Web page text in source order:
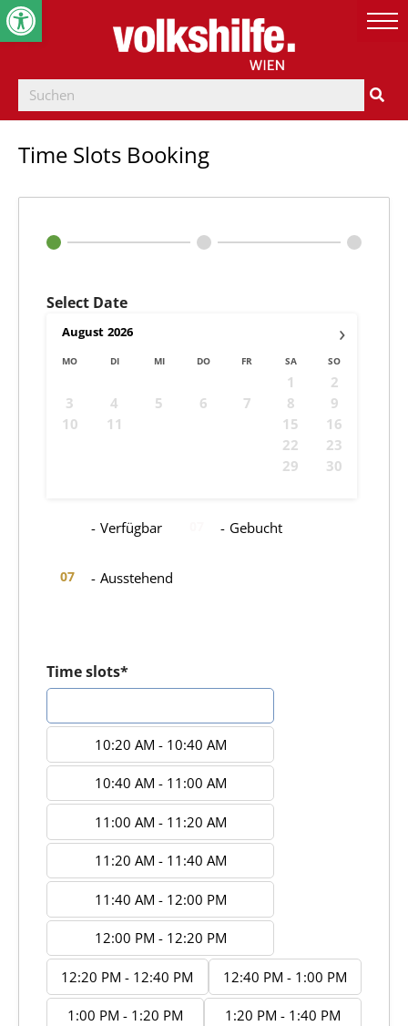
Time Slots Booking
Select Date
›
August 2026
MO DI MI DO FR SA SO
1
2
3
4 5 6 7 8
9
10
11 15
16
22
23
29
30
- Verfügbar - Gebucht
07 - Ausstehend
Time slots*
10:20 AM - 10:40 AM
10:40 AM - 11:00 AM
11:00 AM - 11:20 AM
11:20 AM - 11:40 AM
11:40 AM - 12:00 PM
12:00 PM - 12:20 PM
12:20 PM - 12:40 PM 12:40 PM - 1:00 PM
1:00 PM - 1:20 PM 1:20 PM - 1:40 PM